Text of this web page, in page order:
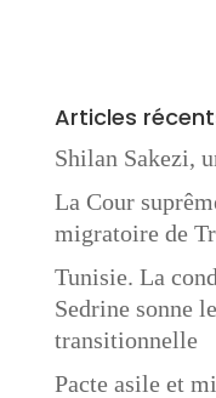
Articles
Shilan Sakezi,
La Cour
migratoire de
Tunisie. La
Sedrine sonne
transitionnelle
Pacte asile et